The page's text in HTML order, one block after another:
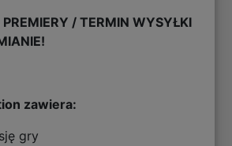
/ TERMIN WYSYŁKI
zawiera:
gry